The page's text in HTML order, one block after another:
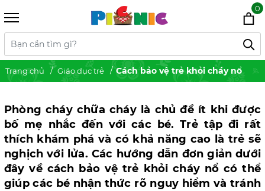
0
Trang chủ Giáo dục trẻ Cách bảo vệ trẻ khỏi cháy nổ
Phòng cháy chữa cháy là chủ đề ít khi được
bố mẹ nhắc đến với các bé. Trẻ tập đi rất
thích khám phá và có khả năng cao là trẻ sẽ
nghịch với lửa. Các hướng dẫn đơn giản dưới
đây về cách bảo vệ trẻ khỏi cháy nổ có thể
giúp các bé nhận thức rõ nguy hiểm và tránh